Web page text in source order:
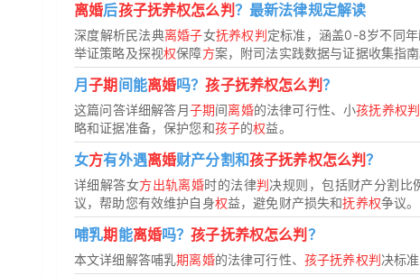
离婚后孩子抚养权怎么判 ？最新法律规定解读
深度解析民法典离婚子女抚养权判定标准，涵盖0-8岁不同
举证策略及探视权保障方案，附司法实践数据与证据收集指南
月子期 间能离婚吗？孩子抚养权怎么判 ？
这篇问答详细解答月子期间离婚的法律可行性、小孩抚养权判
略和证据准备，保护您和孩子的权益。
女方有外遇离婚财产分割和孩子抚养权怎么判？
详细解答女方出轨离婚时的法律判决规则，包括财产分割比
议，帮助您有效维护自身权益，避免财产损失和抚养权争议。
哺乳期 能离婚吗？孩子抚养权怎么判 ？
本文详细解答哺乳期离婚的法律可行性、 孩子抚养权判决标